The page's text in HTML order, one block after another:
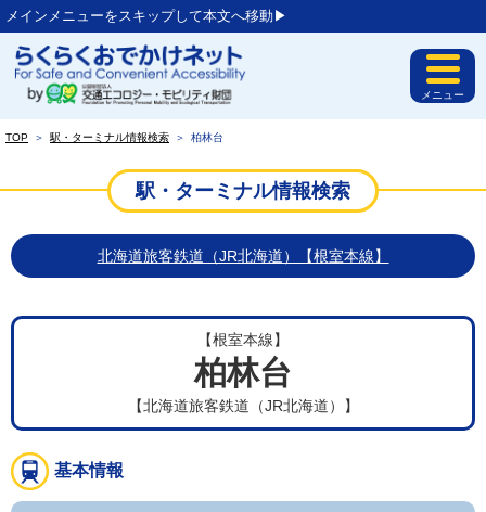
メインメニューをスキップして本文へ移動▶︎
メニュー
TOP ＞ 駅・ターミナル情報検索 ＞ 柏林台
駅・ターミナル情報検索
北海道旅客鉄道（JR北海道）【根室本線】
【根室本線】
柏林台
【北海道旅客鉄道（JR北海道）】
基本情報